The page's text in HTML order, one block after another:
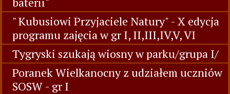
" Kubusiowi Przyjaciele Natury" - X edycja
programu zajęcia w gr I, II,III,IV,V, VI
Tygryski szukają wiosny w parku/grupa I/
Poranek Wielkanocny z udziałem uczniów
SOSW - gr I